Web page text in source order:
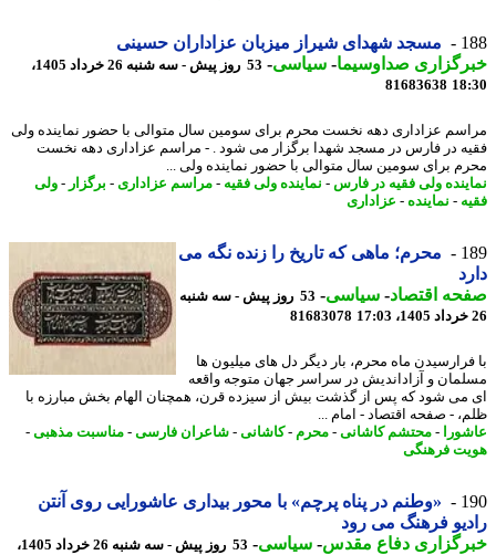
مسجد شهدای شیراز میزبان عزاداران حسینی
صداوسیما-سیاسی-
53 روز پیش - سه شنبه 26 خرداد 1405،
81683638
عزاداری دهه نخست محرم برای سومین سال متوالی با حضور نماینده ولی
در فارس در مسجد شهدا برگزار می شود . - مراسم عزاداری دهه نخست
برای سومین سال متوالی با حضور نماینده ولی ...
ولی فقیه در فارس-نماینده ولی فقیه -مراسم عزاداری- برگزار - ولی
-نماینده-عزاداری
محرم؛ ماهی که تاریخ را زنده نگه می
اقتصاد-سیاسی-
53 روز پیش - سه شنبه
81683078
ماه محرم، بار دیگر دل های میلیون ها
و آزاداندیش در سراسر جهان متوجه واقعه
شود که پس از گذشت بیش از سیزده قرن، همچنان الهام بخش مبارزه با
- صفحه اقتصاد - امام ...
-محتشم کاشانی-محرم-کاشانی-شاعران فارسی -مناسبت مذهبی-
فرهنگی
«وطنم در پناه پرچم» با محور بیداری عاشورایی روی آنتن
فرهنگ می رود
دفاع مقدس-سیاسی-
53 روز پیش - سه شنبه 26 خرداد 1405،